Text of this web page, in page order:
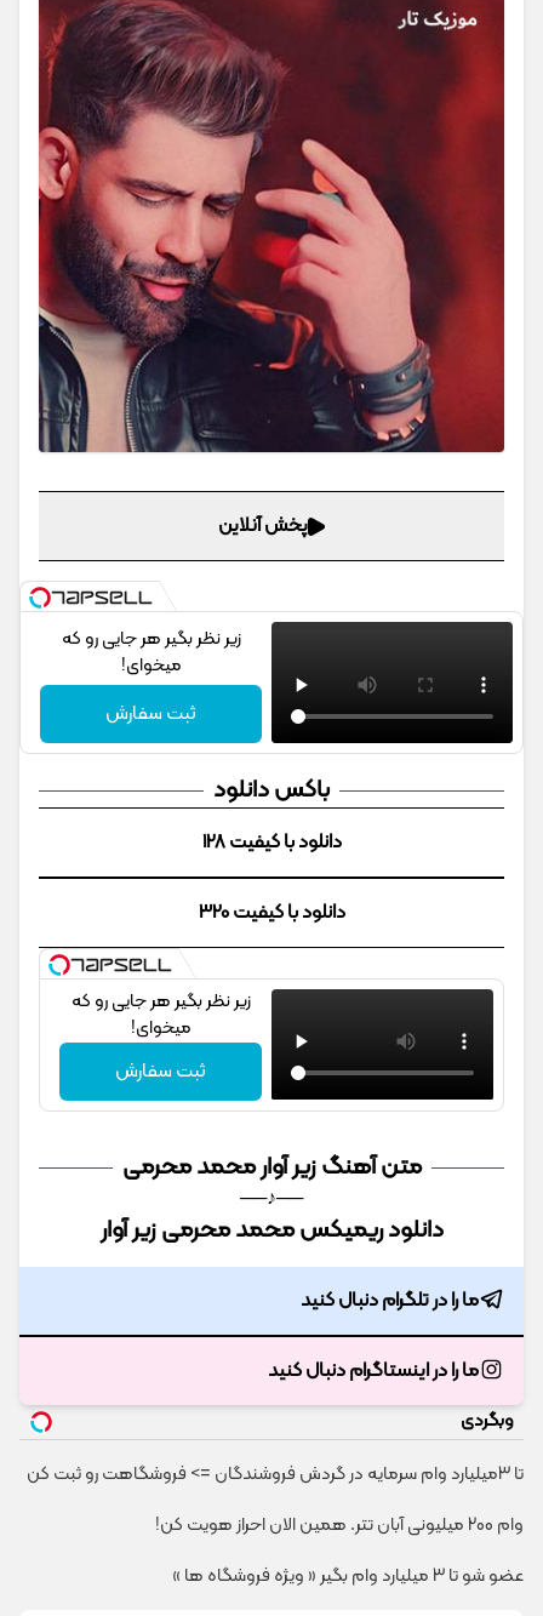
پخش آنلاین
زیر نظر بگیر هر جایی رو که
میخوای!
ثبت سفارش
باکس دانلود
دانلود با کیفیت 128
دانلود با کیفیت 320
زیر نظر بگیر هر جایی رو که
میخوای!
ثبت سفارش
متن آهنگ زیر آوار محمد محرمی
──♪──
دانلود ریمیکس محمد محرمی زیر آوار
ما را در تلگرام دنبال کنید
ما را در اینستاگرام دنبال کنید
وبگردی
تا 3میلیارد وام سرمایه در گردش فروشندگان => فروشگاهت رو ثبت کن
وام 200 میلیونی آبان تتر. همین الان احراز هویت کن!
عضو شو تا 3 میلیارد وام بگیر « ویژه فروشگاه ها »